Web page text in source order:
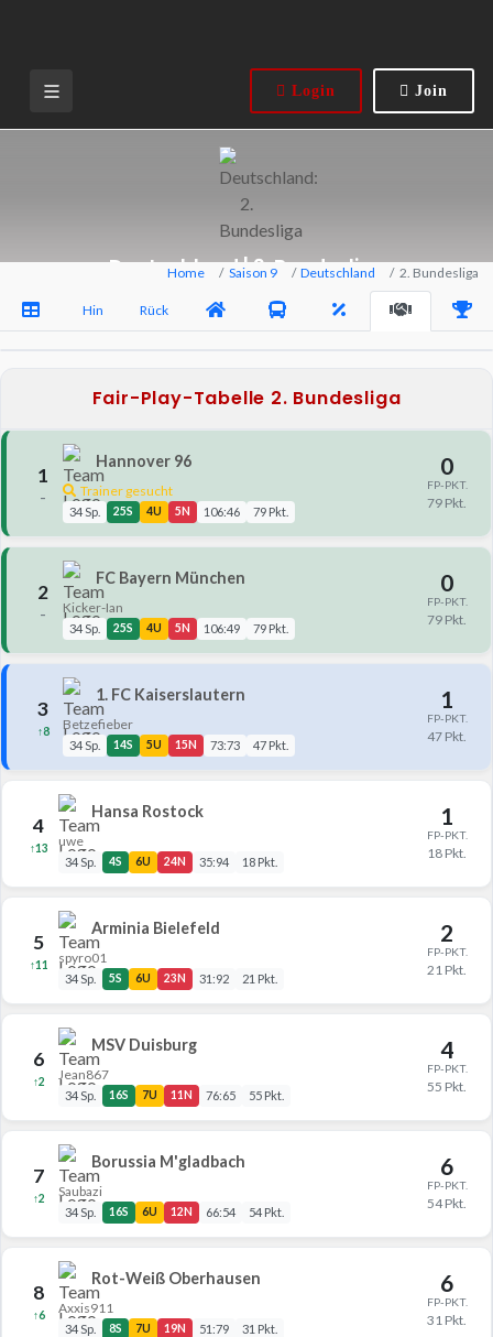
Login Join
Deutschland | 2. Bundesliga
Home Saison 9 Deutschland 2. Bundesliga
Hin Rück
Fair-Play-Tabelle 2. Bundesliga
1
–
Hannover 96
Trainer gesucht
34 Sp. 25S 4U 5N 106:46 79 Pkt.
0
FP-PKT.
79 Pkt.
2
–
FC Bayern München
Kicker-Ian
34 Sp. 25S 4U 5N 106:49 79 Pkt.
0
FP-PKT.
79 Pkt.
3
↑8
1. FC Kaiserslautern
Betzefieber
34 Sp. 14S 5U 15N 73:73 47 Pkt.
1
FP-PKT.
47 Pkt.
4
↑13
Hansa Rostock
uwe
34 Sp. 4S 6U 24N 35:94 18 Pkt.
1
FP-PKT.
18 Pkt.
5
↑11
Arminia Bielefeld
spyro01
34 Sp. 5S 6U 23N 31:92 21 Pkt.
2
FP-PKT.
21 Pkt.
6
↑2
MSV Duisburg
Jean867
34 Sp. 16S 7U 11N 76:65 55 Pkt.
4
FP-PKT.
55 Pkt.
7
↑2
Borussia M'gladbach
Saubazi
34 Sp. 16S 6U 12N 66:54 54 Pkt.
6
FP-PKT.
54 Pkt.
8
↑6
Rot-Weiß Oberhausen
Axxis911
34 Sp. 8S 7U 19N 51:79 31 Pkt.
6
FP-PKT.
31 Pkt.